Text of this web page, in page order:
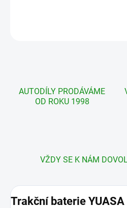
AUTODÍLY PRODÁVÁME
OD ROKU 1998
VŽDY SE K NÁM
Trakční baterie